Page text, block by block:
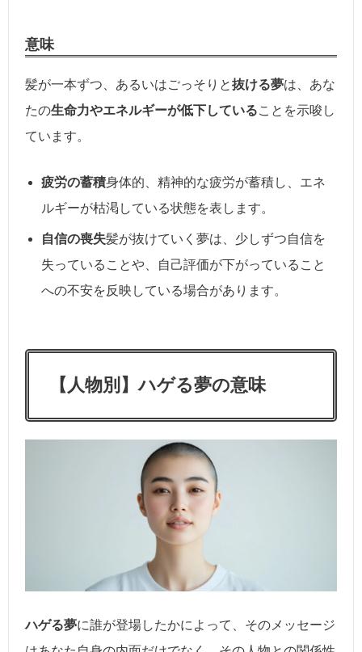
意味
髪が一本ずつ、あるいはごっそりと抜ける夢は、あな
たの生命力やエネルギーが低下していることを示唆し
ています。
疲労の蓄積身体的、精神的な疲労が蓄積し、エネ
ルギーが枯渇している状態を表します。
自信の喪失髪が抜けていく夢は、少しずつ自信を
失っていることや、自己評価が下がっていること
への不安を反映している場合があります。
【人物別】ハゲる夢の意味
ハゲる夢に誰が登場したかによって、そのメッセージ